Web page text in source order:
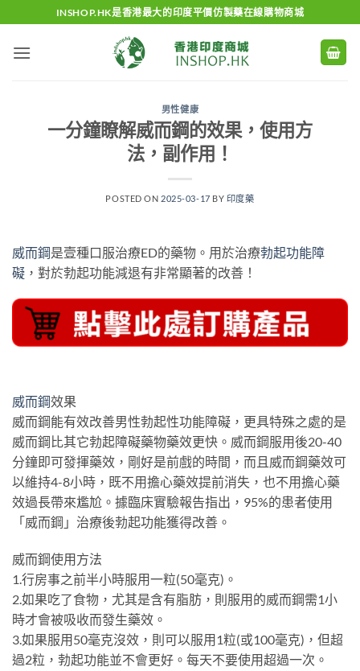
to
content
INSHOP.HK是香港最大的印度平價仿製藥在線購物商城
男性健康
一分鐘瞭解威而鋼的效果，使用方
法，副作用！
POSTED ON 2025-03-17 BY 印度藥
威而鋼是壹種口服治療ED的藥物。用於治療勃起功能障
礙 ，對於勃起功能減退有非常顯著的改善！
威而鋼效果
威而鋼能有效改善男性勃起性功能障礙，更具特殊之處的是
威而鋼比其它勃起障礙藥物藥效更快。威而鋼服用後20-40
分鐘即可發揮藥效，剛好是前戲的時間，而且威而鋼藥效可
以維持4-8小時，既不用擔心藥效提前消失，也不用擔心藥
效過長帶來尷尬。據臨床實驗報告指出，95%的患者使用
「威而鋼」治療後勃起功能獲得改善。
威而鋼使用方法
1.行房事之前半小時服用一粒(50毫克)。
2.如果吃了食物，尤其是含有脂肪，則服用的威而鋼需1小
時才會被吸收而發生藥效。
3.如果服用50毫克沒效，則可以服用1粒(或100毫克)，但超
過2粒，勃起功能並不會更好。每天不要使用超過一次。